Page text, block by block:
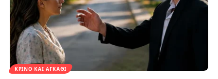
ΚΡΊΝΟ ΚΑΙ ΑΓΚΆΘΙ